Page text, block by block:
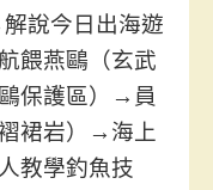
解說今日出海遊
餵燕鷗（玄武
保護區） → 員
裙岩）
→ 海上
教學釣魚技